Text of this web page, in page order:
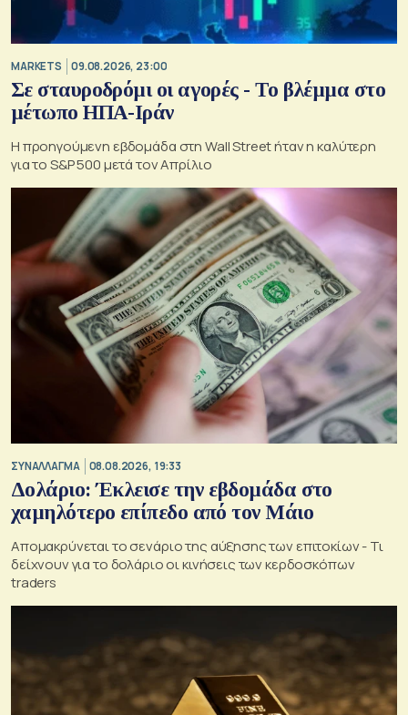
MARKETS 09.08.2026, 23:00
Σε σταυροδρόμι οι αγορές - Το βλέμμα στο
μέτωπο ΗΠΑ-Ιράν
Η προηγούμενη εβδομάδα στη Wall Street ήταν η καλύτερη
για το S&P 500 μετά τον Απρίλιο
ΣΥΝΑΛΛΑΓΜΑ 08.08.2026, 19:33
Δολάριο: Έκλεισε την εβδομάδα στο
χαμηλότερο επίπεδο από τον Μάιο
Απομακρύνεται το σενάριο της αύξησης των επιτοκίων - Τι
δείχνουν για το δολάριο οι κινήσεις των κερδοσκόπων
traders